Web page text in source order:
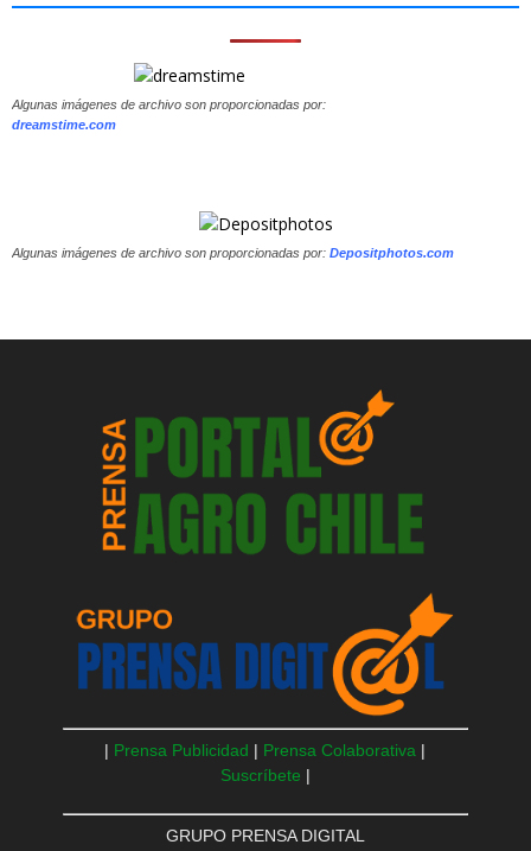
Algunas imágenes de archivo son proporcionadas por:
dreamstime.com
Algunas imágenes de archivo son proporcionadas por: Depositphotos.com
| Prensa Publicidad | Prensa Colaborativa |
Suscríbete |
GRUPO PRENSA DIGITAL